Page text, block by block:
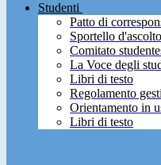
Studenti
Patto di
Sportello d'ascolto
Comitato
La Voce degli
Libri di testo
Regolamento
Orientamento in
Libri di testo